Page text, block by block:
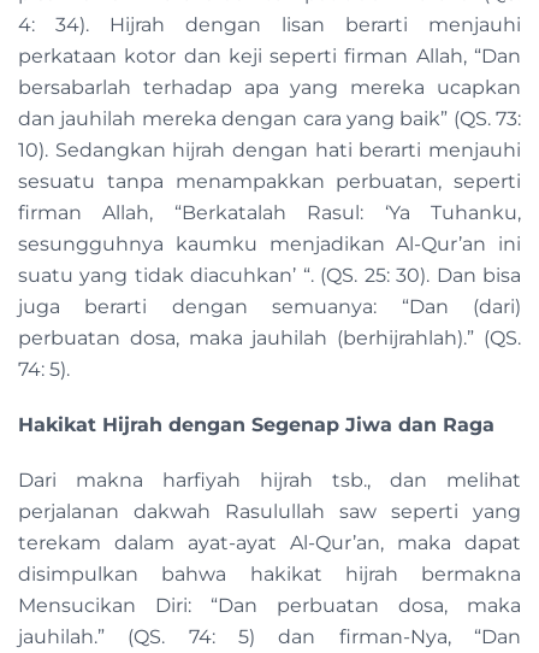
4: 34). Hijrah dengan lisan berarti menjauhi
perkataan kotor dan keji seperti firman Allah, “Dan
bersabarlah terhadap apa yang mereka ucapkan
dan jauhilah mereka dengan cara yang baik” (QS. 73:
10). Sedangkan hijrah dengan hati berarti menjauhi
sesuatu tanpa menampakkan perbuatan, seperti
firman Allah, “Berkatalah Rasul: ‘Ya Tuhanku,
sesungguhnya kaumku menjadikan Al-Qur’an ini
suatu yang tidak diacuhkan’ “. (QS. 25: 30). Dan bisa
juga berarti dengan semuanya: “Dan (dari)
perbuatan dosa, maka jauhilah (berhijrahlah).” (QS.
74: 5).
Hakikat Hijrah dengan Segenap Jiwa dan Raga
Dari makna harfiyah hijrah tsb., dan melihat
perjalanan dakwah Rasulullah saw seperti yang
terekam dalam ayat-ayat Al-Qur’an, maka dapat
disimpulkan bahwa hakikat hijrah bermakna
Mensucikan Diri: “Dan perbuatan dosa, maka
jauhilah.” (QS. 74: 5) dan firman-Nya, “Dan